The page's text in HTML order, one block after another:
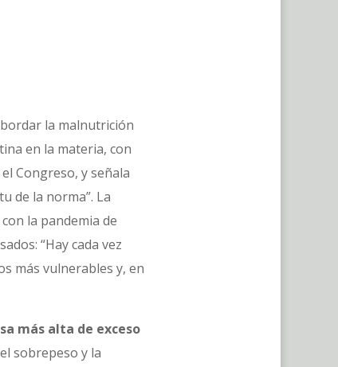
la malnutrición
en la materia, con
Congreso, y señala
de la norma”. La
la pandemia de
“Hay cada vez
más vulnerables y, en
más alta de exceso
sobrepeso y la